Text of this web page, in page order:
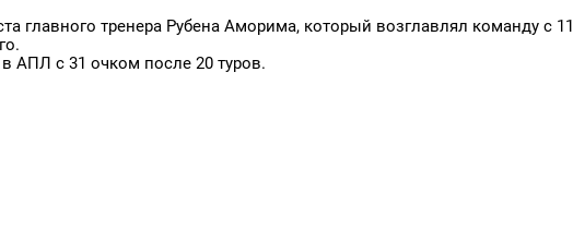
главного тренера Рубена Аморима, который возглавлял команду с 11
АПЛ с 31 очком после 20 туров.